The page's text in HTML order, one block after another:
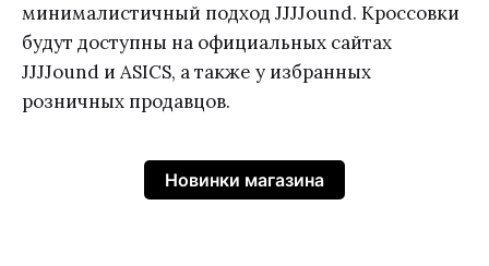
минималистичный подход JJJJound. Кроссовки
будут доступны на официальных сайтах
JJJJound и ASICS, а также у избранных
розничных продавцов.
Новинки магазина